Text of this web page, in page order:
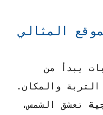
المثالي
يبدأ من
التربة والمكان.
تعشق الشمس،